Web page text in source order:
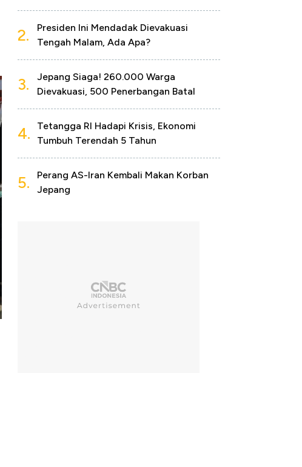
2.
Presiden Ini Mendadak Dievakuasi
Tengah Malam, Ada Apa?
3.
Jepang Siaga! 260.000 Warga
Dievakuasi, 500 Penerbangan Batal
4.
Tetangga RI Hadapi Krisis, Ekonomi
Tumbuh Terendah 5 Tahun
5.
Perang AS-Iran Kembali Makan Korban
Jepang